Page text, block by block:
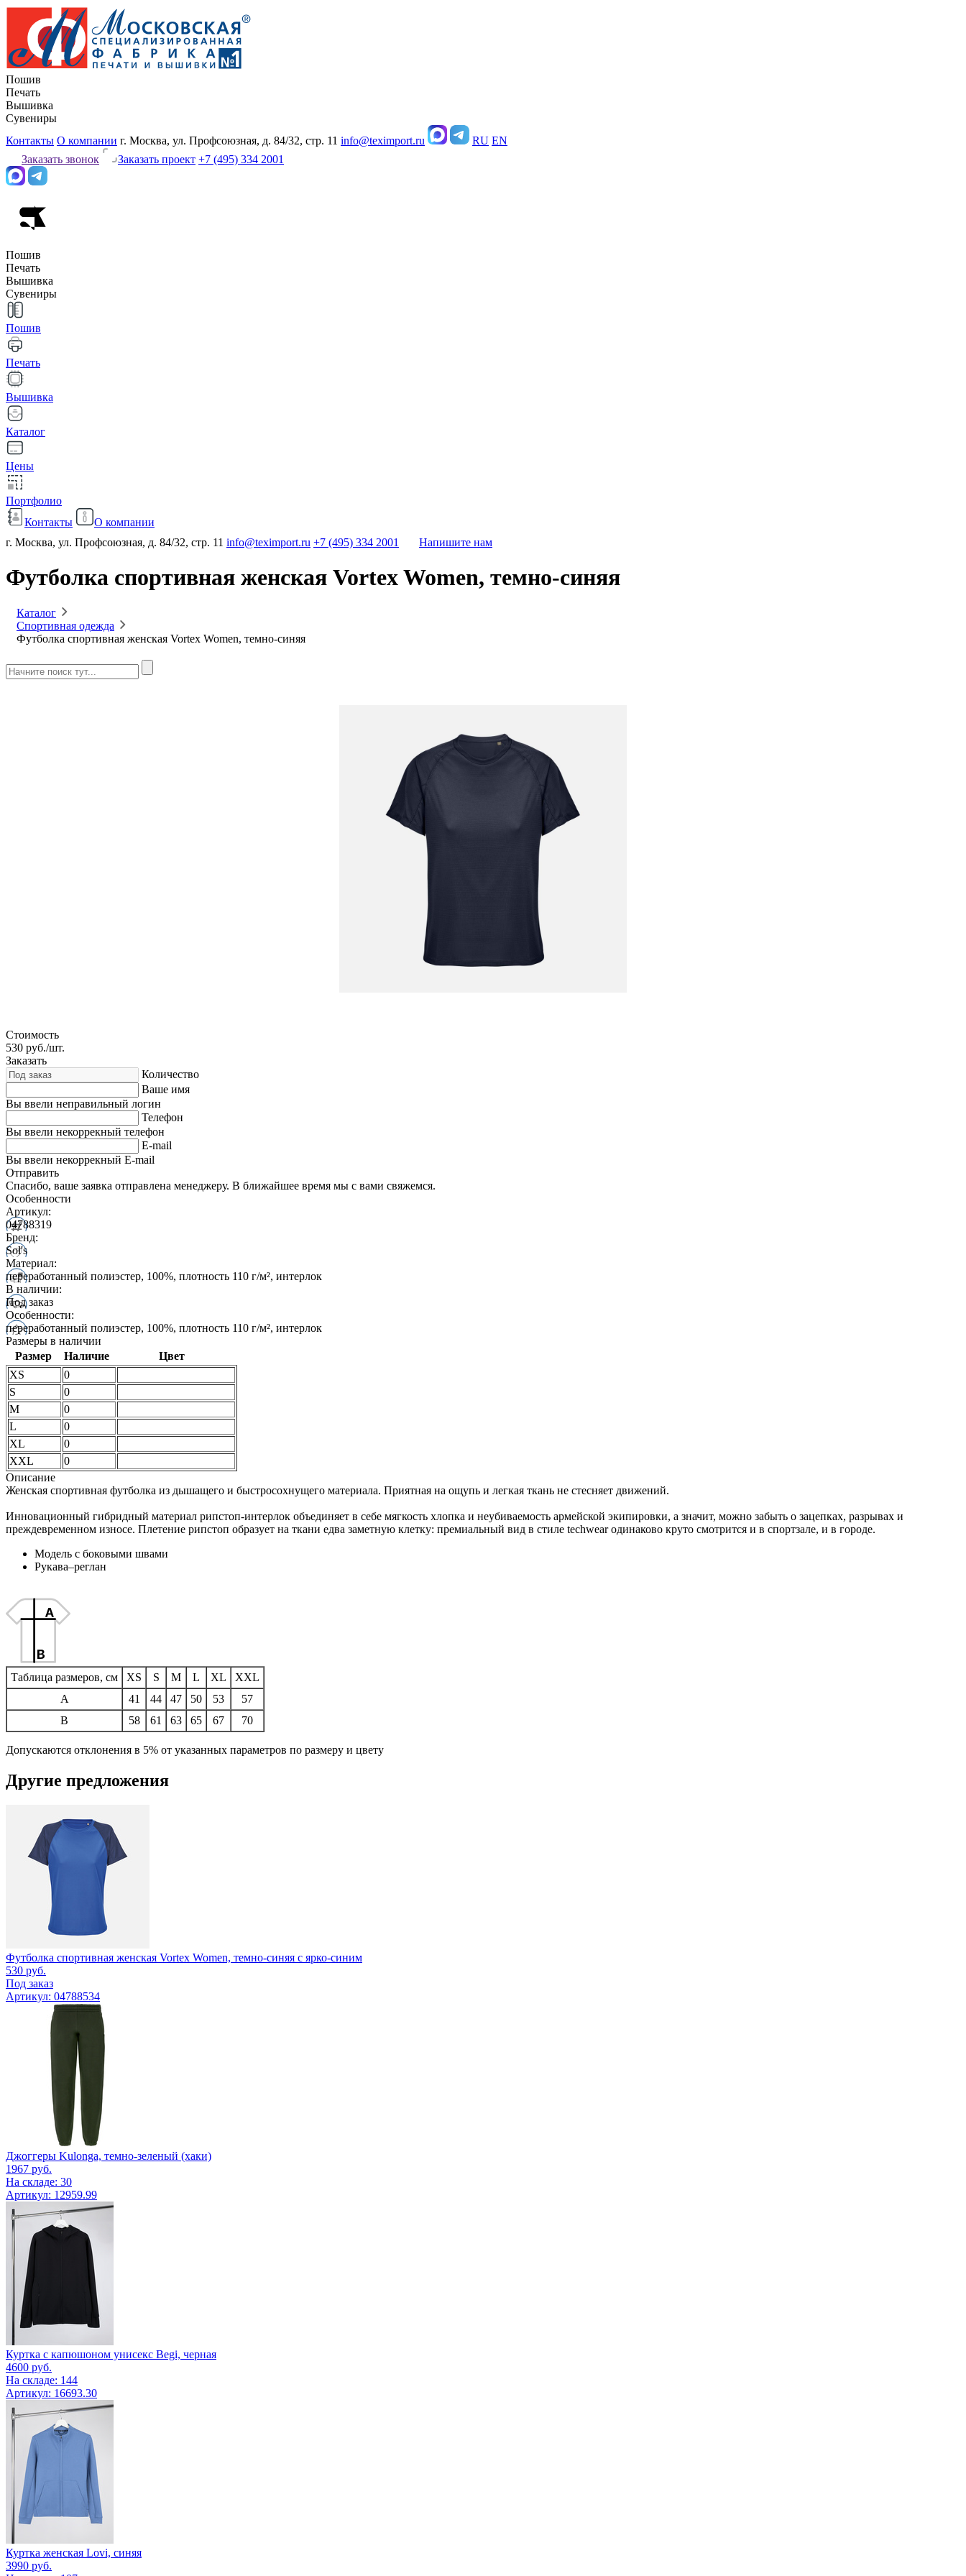
Пошив
Печать
Вышивка
Сувениры
Контакты О компании г. Москва, ул. Профсоюзная, д. 84/32, стр. 11 info@teximport.ru RU EN
Заказать звонок
Заказать проект +7 (495) 334 2001
Пошив
Печать
Вышивка
Сувениры
Пошив
Печать
Вышивка
Каталог
Цены
Портфолио
Контакты
О компании
г. Москва, ул. Профсоюзная, д. 84/32, стр. 11 info@teximport.ru +7 (495) 334 2001 Напишите нам
Футболка спортивная женская Vortex Women, темно-синяя
Каталог
Спортивная одежда
Футболка спортивная женская Vortex Women, темно-синяя
Стоимость
530 руб./шт.
Заказать
Количество
Ваше имя
Вы ввели неправильный логин
Телефон
Вы ввели некоррекный телефон
E-mail
Вы ввели некоррекный E-mail
Отправить
Спасибо, ваше заявка отправлена менеджеру. В ближайшее время мы с вами свяжемся.
Особенности
Артикул:
04788319
Бренд:
Sol's
Материал:
переработанный полиэстер, 100%, плотность 110 г/м², интерлок
В наличии:
Под заказ
Особенности:
переработанный полиэстер, 100%, плотность 110 г/м², интерлок
Размеры в наличии
Размер
Наличие
Цвет
XS
0
S
0
M
0
L
0
XL
0
XXL
0
Описание
Женская спортивная футболка из дышащего и быстросохнущего материала. Приятная на ощупь и легкая ткань не стесняет движений.
Инновационный гибридный материал рипстоп-интерлок объединяет в себе мягкость хлопка и неубиваемость армейской экипировки, а значит, можно забыть о зацепках, разрывах и
преждевременном износе. Плетение рипстоп образует на ткани едва заметную клетку: премиальный вид в стиле techwear одинаково круто смотрится и в спортзале, и в городе.
Модель с боковыми швами
Рукава–реглан
Таблица размеров, см XS S M L XL
XXL
A
41 44 47 50 53
57
B
58 61 63 65 67 70
Допускаются отклонения в 5% от указанных параметров по размеру и цвету
Другие предложения
Футболка спортивная женская Vortex Women, темно-синяя с ярко-синим
530 руб.
Под заказ
Артикул: 04788534
Джоггеры Kulonga, темно-зеленый (хаки)
1967 руб.
На складе: 30
Артикул: 12959.99
Куртка с капюшоном унисекс Begi, черная
4600 руб.
На складе: 144
Артикул: 16693.30
Куртка женская Lovi, синяя
3990 руб.